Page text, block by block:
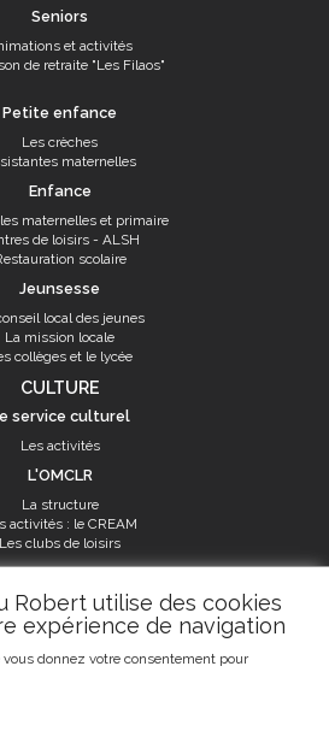
Robert utilise des cookies
expérience de navigation
donnez votre consentement pour
Seniors
et activités
de retraite "Les Filaos"
Petite enfance
Les crèches
maternelles
Enfance
maternelles et primaire
de loisirs - ALSH
scolaire
Jeunsesse
local des jeunes
La mission locale
collèges et le lycée
CULTURE
service culturel
Les activités
L'OMCLR
La structure
activités : le CREAM
Les clubs de loisirs
SPORT
sportifs
municipaux
Les activités